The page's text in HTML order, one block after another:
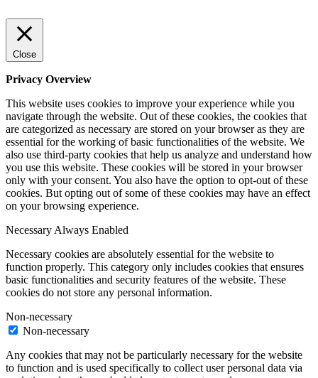
Close
Privacy Overview
This website uses cookies to improve your experience while you
navigate through the website. Out of these cookies, the cookies that
are categorized as necessary are stored on your browser as they are
essential for the working of basic functionalities of the website. We
also use third-party cookies that help us analyze and understand how
you use this website. These cookies will be stored in your browser
only with your consent. You also have the option to opt-out of these
cookies. But opting out of some of these cookies may have an effect
on your browsing experience.
Necessary Always Enabled
Necessary cookies are absolutely essential for the website to
function properly. This category only includes cookies that ensures
basic functionalities and security features of the website. These
cookies do not store any personal information.
Non-necessary
Non-necessary
Any cookies that may not be particularly necessary for the website
to function and is used specifically to collect user personal data via